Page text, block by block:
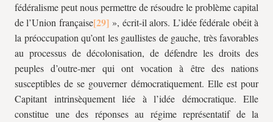
fédéralisme peut nous permettre de résoudre le problème capital
de l’Union française
», écrit-il alors. L’idée fédérale obéit à
la préoccupation qu’ont les gaullistes de gauche, très favorables
au processus de décolonisation, de défendre les droits des
peuples d’outre-mer qui ont vocation à être des nations
susceptibles de se gouverner démocratiquement. Elle est pour
Capitant intrinsèquement liée à l’idée démocratique. Elle
constitue une des réponses au régime représentatif de la